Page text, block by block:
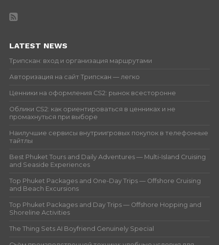
LATEST NEWS
Трипскан: вход и организация маршрутами
Авторизация на сайт Трипскан — легко
Ценники на оформления CS2: рынок всесторонне
Облики CS2: как ориентироваться в ценниках и не
промахнуться при выборе
Наилучшие сервисы внутриигровых покупок в телефонные
тайтлы
Best Phuket Tours and Daily Adventures — Multi-Island Cruising
and Seaside Experiences
Top Phuket Packages and One-Day Trips — Offshore Cruising
and Beach Excursions
Top Phuket Packages and Day Trips — Offshore Hopping and
Shoreline Activities
The Thing Sets AI Boyfriend Genuinely Special